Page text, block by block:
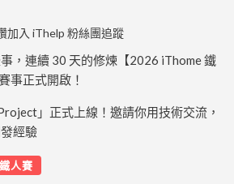
加入 iThelp 粉絲團追蹤
，連續 30 天的修煉【2026 iThome 鐵
事正式開啟！
」正式上線！邀請你用技術交流，
經驗
人賽